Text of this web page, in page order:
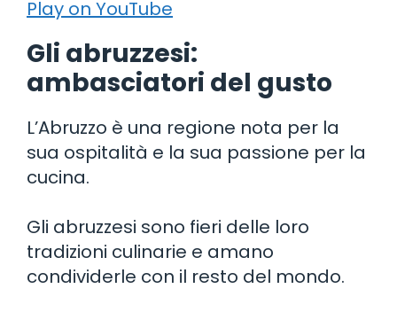
Play on YouTube
Gli abruzzesi:
ambasciatori del gusto
L’Abruzzo è una regione nota per la
sua ospitalità e la sua passione per la
cucina.
Gli abruzzesi sono fieri delle loro
tradizioni culinarie e amano
condividerle con il resto del mondo.